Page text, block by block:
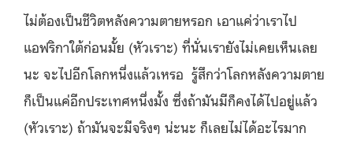
ไม่ต้องเป็นชีวิตหลังความตายหรอก เอาแค่ว่าเราไป
แอฟริกาใต้ก่อนมั้ย (หัวเราะ) ที่นั่นเรายังไม่เคยเห็นเลย
นะ จะไปอีกโลกหนึ่งแล้วเหรอ รู้สึกว่าโลกหลังความตาย
ก็เป็นแค่อีกประเทศหนึ่งมั้ง ซึ่งถ้ามันมีก็คงได้ไปอยู่แล้ว
(หัวเราะ) ถ้ามันจะมีจริงๆ น่ะนะ ก็เลยไม่ได้อะไรมาก